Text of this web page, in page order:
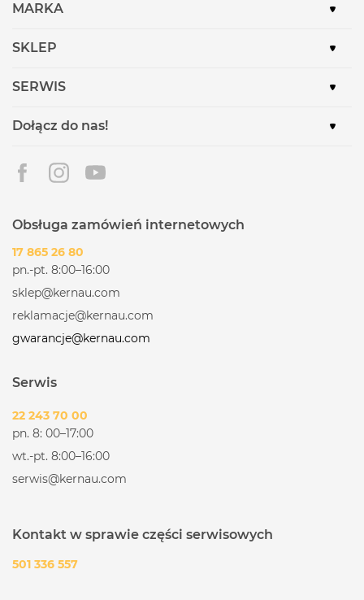
MARKA
SKLEP
SERWIS
Dołącz do nas!
Obsługa zamówień internetowych
17 865 26 80
pn.-pt. 8:00–16:00
sklep@kernau.com
reklamacje@kernau.com
gwarancje@kernau.com
Serwis
22 243 70 00
pn. 8: 00–17:00
wt.-pt. 8:00–16:00
serwis@kernau.com
Kontakt w sprawie części serwisowych
501 336 557